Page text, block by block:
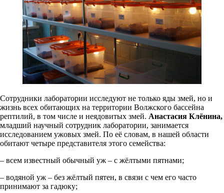
Сотрудники лаборатории исследуют не только яды змей, но и
жизнь всех обитающих на территории Волжского бассейна
рептилий, в том числе и неядовитых змей. Анастасия Клёнина,
младший научный сотрудник лаборатории, занимается
исследованием ужовых змей. По её словам, в нашей области
обитают четыре представителя этого семейства:
– всем известный обычный уж – с жёлтыми пятнами;
– водяной уж – без жёлтый пятен, в связи с чем его часто
принимают за гадюку;